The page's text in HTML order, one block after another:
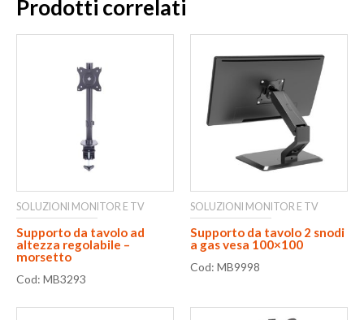
Prodotti correlati
SOLUZIONI MONITOR E TV
Supporto da tavolo ad
altezza regolabile –
morsetto
Cod: MB3293
SOLUZIONI MONITOR E TV
Supporto da tavolo 2 snodi
a gas vesa 100×100
Cod: MB9998